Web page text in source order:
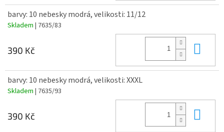
barvy: 10 nebesky modrá, velikosti: 11/12
Skladem | 7635/83
390 Kč
barvy: 10 nebesky modrá, velikosti: XXXL
Skladem | 7635/93
390 Kč